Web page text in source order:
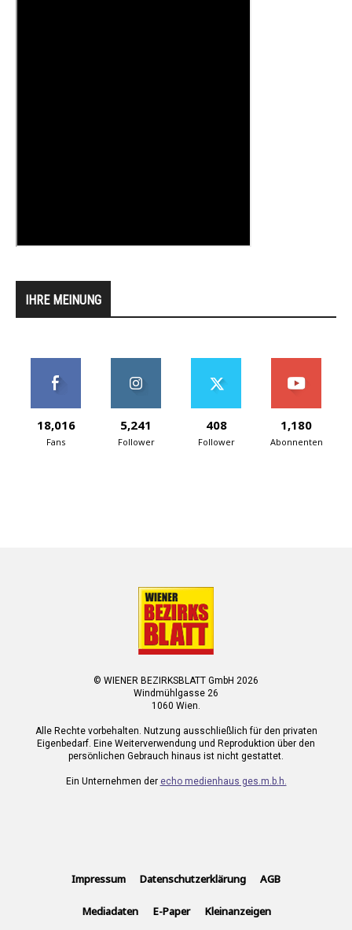
IHRE MEINUNG
18,016
Fans
5,241
Follower
408
Follower
1,180
Abonnenten
© WIENER BEZIRKSBLATT GmbH 2026
Windmühlgasse 26
1060 Wien.
Alle Rechte vorbehalten. Nutzung ausschließlich für den privaten
Eigenbedarf. Eine Weiterverwendung und Reproduktion über den
persönlichen Gebrauch hinaus ist nicht gestattet.
Ein Unternehmen der echo medienhaus ges.m.b.h.
Impressum Datenschutzerklärung AGB
Mediadaten E-Paper Kleinanzeigen